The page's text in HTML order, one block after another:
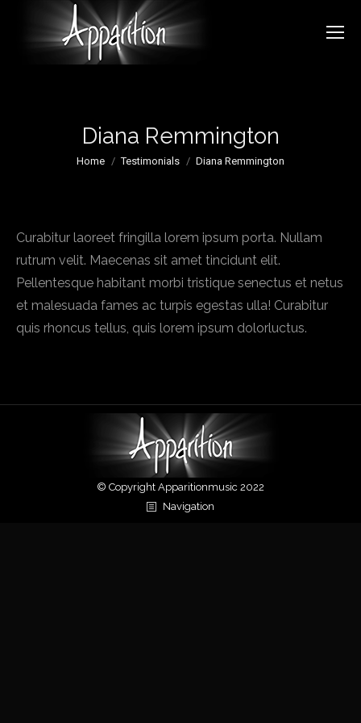
Diana Remmington
You are here:
Home Testimonials Diana Remmington
Curabitur laoreet fringilla lorem ipsum porta. Nullam
rutrum velit. Maecenas sit amet tincidunt elit.
Pellentesque habitant morbi tristique senectus et netus
et malesuada fames ac turpis egestas ulla! Curabitur
quis rhoncus tellus, quis lorem ipsum dolorluctus.
© Copyright Apparitionmusic 2022
Navigation